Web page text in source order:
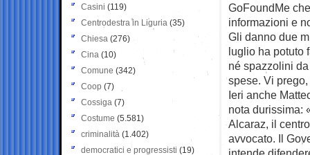
GoFoundMe
informazioni e
Gli danno due
luglio ha potuto
né spazzolini
spese. Vi
Ieri anche
nota durissima:
Alcaraz, il
avvocato. Il
Casini (119)
Centrodestra in Liguria (35)
Chiesa (276)
Cina (10)
Comune (342)
Coop (7)
Cossiga (7)
Costume (5.581)
criminalità (1.402)
democratici e progressisti (19)